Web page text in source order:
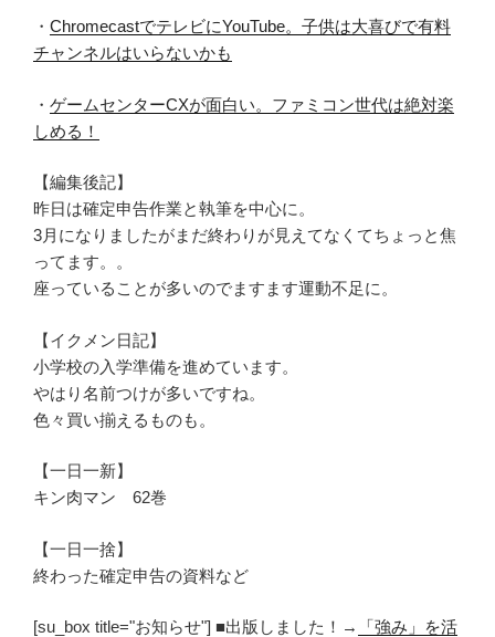
・ ChromecastでテレビにYouTube。子供は大喜びで有料
チャンネルはいらないかも
・ ゲームセンターCXが面白い。ファミコン世代は絶対楽
しめる！
【編集後記】
昨日は確定申告作業と執筆を中心に。
3月になりましたがまだ終わりが見えてなくてちょっと焦
ってます。。
座っていることが多いのでますます運動不足に。
【イクメン日記】
小学校の入学準備を進めています。
やはり名前つけが多いですね。
色々買い揃えるものも。
【一日一新】
キン肉マン 62巻
【一日一捨】
終わった確定申告の資料など
[su_box title="お知らせ"] ■出版しました！→ 「強み」を活